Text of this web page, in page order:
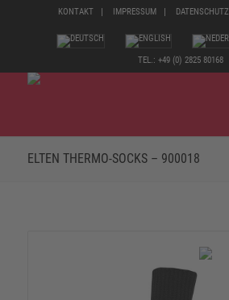
KONTAKT IMPRESSUM DATENSCHUTZ
TEL.: +49 (0) 2825 80168
ELTEN THERMO-SOCKS – 900018